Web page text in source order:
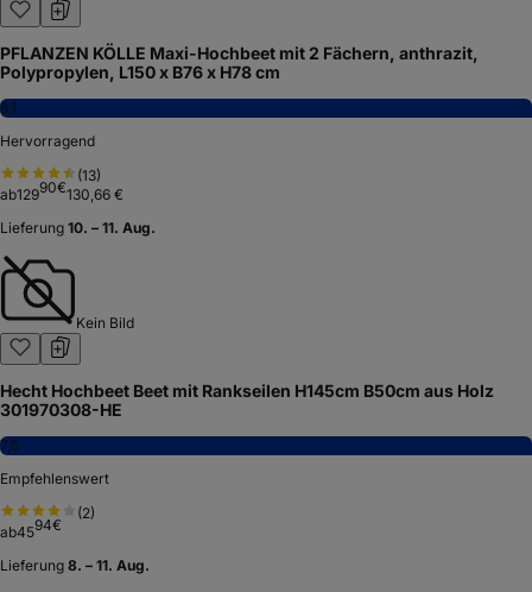
PFLANZEN KÖLLE Maxi-Hochbeet mit 2 Fächern, anthrazit,
Polypropylen, L150 x B76 x H78 cm
8,1
Hervorragend
(13)
ab12990€130,66 €
Lieferung 10. – 11. Aug.
Kein Bild
Hecht Hochbeet Beet mit Rankseilen H145cm B50cm aus Holz
301970308-HE
7,5
Empfehlenswert
(2)
ab4594€
Lieferung 8. – 11. Aug.